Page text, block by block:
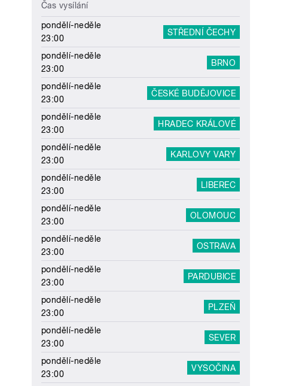
Čas vysílání
pondělí-neděle
23:00
STŘEDNÍ ČECHY
pondělí-neděle
23:00
BRNO
pondělí-neděle
23:00
ČESKÉ BUDĚJOVICE
pondělí-neděle
23:00
HRADEC KRÁLOVÉ
pondělí-neděle
23:00
KARLOVY VARY
pondělí-neděle
23:00
LIBEREC
pondělí-neděle
23:00
OLOMOUC
pondělí-neděle
23:00
OSTRAVA
pondělí-neděle
23:00
PARDUBICE
pondělí-neděle
23:00
PLZEŇ
pondělí-neděle
23:00
SEVER
pondělí-neděle
23:00
VYSOČINA